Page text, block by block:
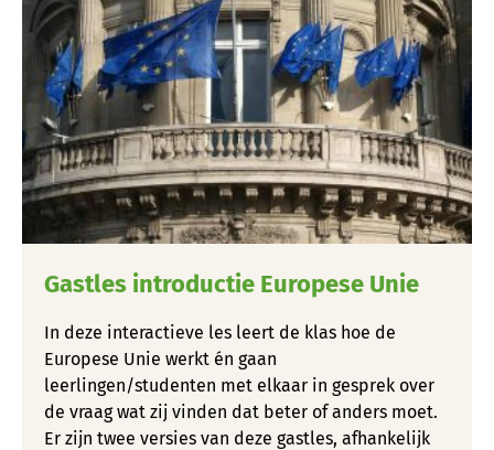
Gastles introductie Europese Unie
In deze interactieve les leert de klas hoe de
Europese Unie werkt én gaan
leerlingen/studenten met elkaar in gesprek over
de vraag wat zij vinden dat beter of anders moet.
Er zijn twee versies van deze gastles, afhankelijk